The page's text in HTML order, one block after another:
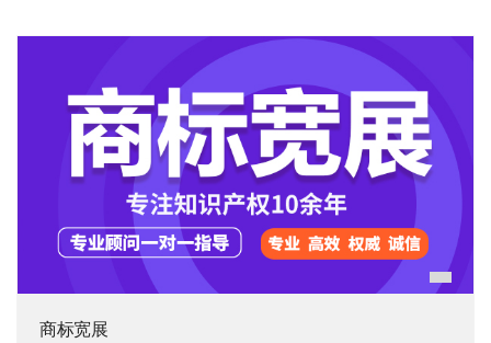
商标宽展